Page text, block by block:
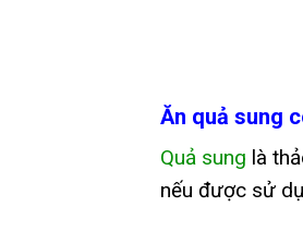
Ăn quả sung
Quả sung là
nếu được sử